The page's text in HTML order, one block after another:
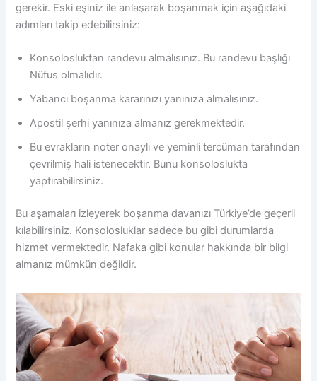
gerekir. Eski eşiniz ile anlaşarak boşanmak için aşağıdaki
adımları takip edebilirsiniz:
Konsolosluktan randevu almalısınız. Bu randevu başlığı
Nüfus olmalıdır.
Yabancı boşanma kararınızı yanınıza almalısınız.
Apostil şerhi yanınıza almanız gerekmektedir.
Bu evrakların noter onaylı ve yeminli tercüman tarafından
çevrilmiş hali istenecektir. Bunu konsoloslukta
yaptırabilirsiniz.
Bu aşamaları izleyerek boşanma davanızı Türkiye’de geçerli
kılabilirsiniz. Konsolosluklar sadece bu gibi durumlarda
hizmet vermektedir. Nafaka gibi konular hakkında bir bilgi
almanız mümkün değildir.